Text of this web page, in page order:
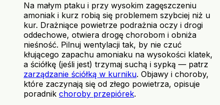
Na małym ptaku i przy wysokim zagęszczeniu
amoniak i kurz robią się problemem szybciej niż u
kur. Drażniące powietrze podrażnia oczy i drogi
oddechowe, otwiera drogę chorobom i obniża
nieśność. Pilnuj wentylacji tak, by nie czuć
kłującego zapachu amoniaku na wysokości klatek,
a ściółkę (jeśli jest) trzymaj suchą i sypką — patrz
zarządzanie ściółką w kurniku. Objawy i choroby,
które zaczynają się od złego powietrza, opisuje
poradnik choroby przepiórek.